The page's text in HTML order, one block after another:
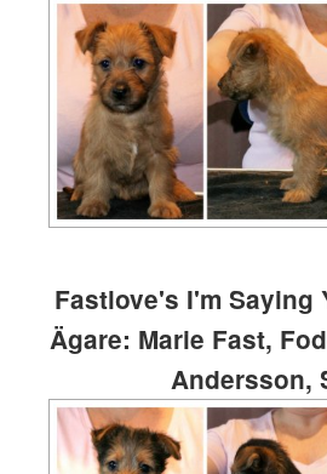
Fastlove's I'm Saying
Ägare: Marie Fast,
Andersson,